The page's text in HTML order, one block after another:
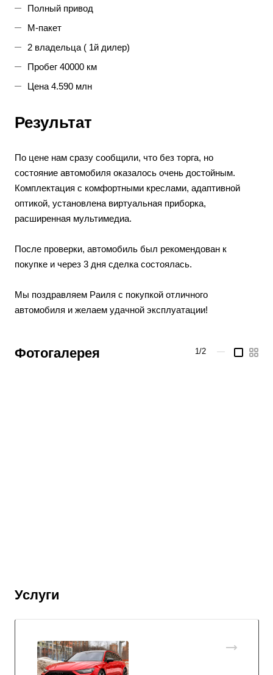
Полный привод
М-пакет
2 владельца ( 1й дилер)
Пробег 40000 км
Цена 4.590 млн
Результат
По цене нам сразу сообщили, что без торга, но
состояние автомобиля оказалось очень достойным.
Комплектация с комфортными креслами, адаптивной
оптикой, установлена виртуальная приборка,
расширенная мультимедиа.
После проверки, автомобиль был рекомендован к
покупке и через 3 дня сделка состоялась. ⠀
Мы поздравляем Раиля с покупкой отличного
автомобиля и желаем удачной эксплуатации!
Фотогалерея 1/2 —
Услуги